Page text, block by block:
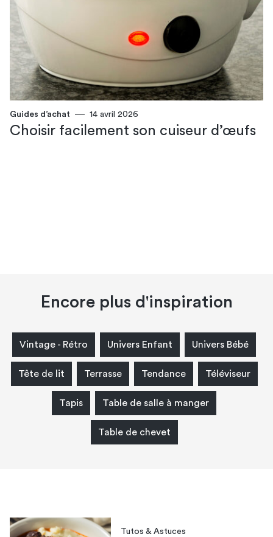
Guides d’achat 14 avril 2026
Choisir facilement son cuiseur d’œufs​
Encore plus d'inspiration
Vintage - Rétro Univers Enfant Univers Bébé
Tête de lit Terrasse Tendance Téléviseur
Tapis Table de salle à manger
Table de chevet
Tutos & Astuces